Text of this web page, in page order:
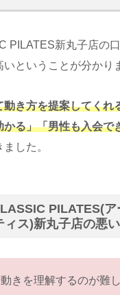
PILATES新丸子店の
ということが分かり
動き方を提案してくれ
かる」「男性も入会で
した。
PILATES(ア
ィス)新丸子店の悪
きを理解するのが難